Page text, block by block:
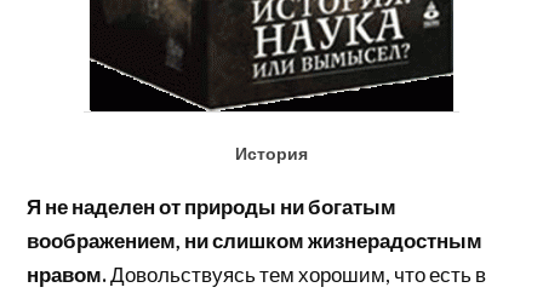
История
Я не наделен от природы ни богатым
воображением, ни слишком жизнерадостным
нравом.Довольствуясь тем хорошим, что есть в